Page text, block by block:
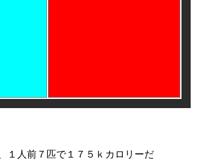
１人前７匹で１７５ｋカロリーだ